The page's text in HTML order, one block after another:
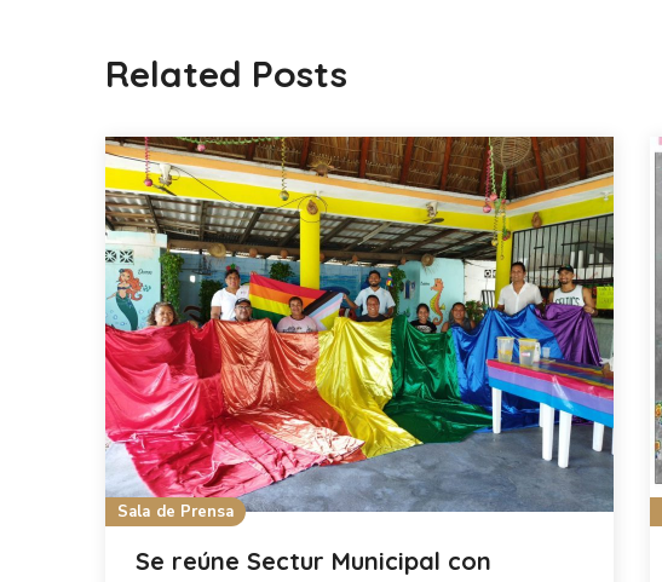
Related Posts
Sala de Prensa
Se reúne Sectur Municipal con